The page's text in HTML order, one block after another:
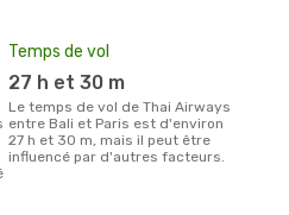
Temps de vol
27 h et 30 m
Le temps de vol de Thai Airways
entre Bali et Paris est d'environ
27 h et 30 m, mais il peut être
influencé par d'autres facteurs.